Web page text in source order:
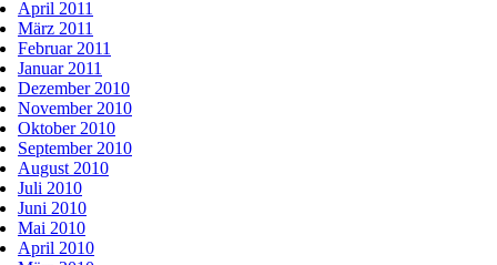
April 2011
März 2011
Februar 2011
Januar 2011
Dezember 2010
November 2010
Oktober 2010
September 2010
August 2010
Juli 2010
Juni 2010
Mai 2010
April 2010